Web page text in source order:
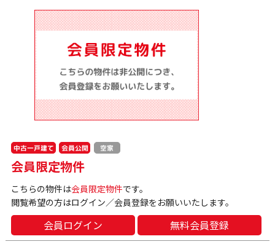
中古一戸建て 会員公開 空家
会員限定物件
こちらの物件は会員限定物件です。
閲覧希望の方はログイン／会員登録をお願いいたします。
会員ログイン 無料会員登録